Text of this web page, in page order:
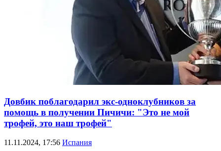
Довбик поблагодарил экс-одноклубников за
помощь в получении Пичичи: "Это не мой
трофей, это наш трофей"
11.11.2024, 17:56 Испания